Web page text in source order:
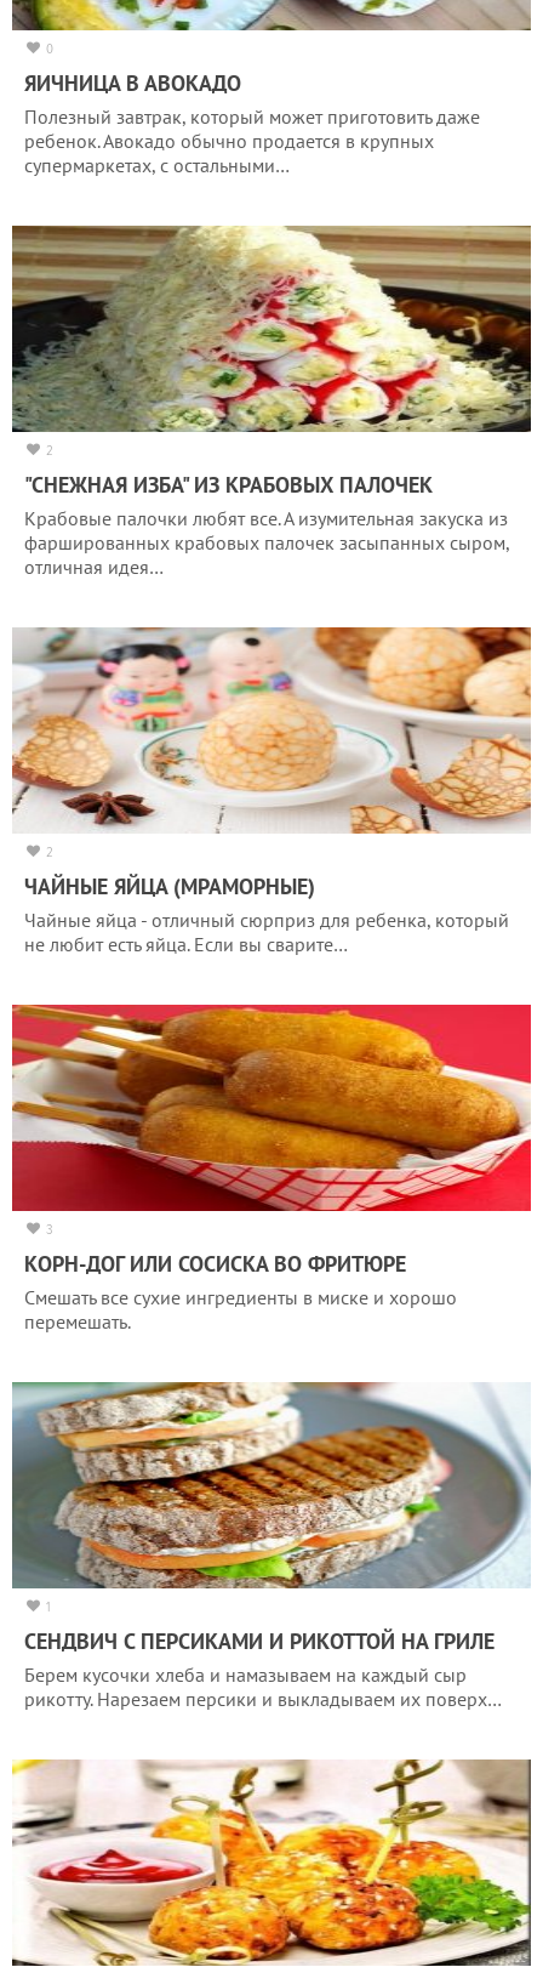
0
ЯИЧНИЦА В АВОКАДО
Полезный завтрак, который может приготовить даже
ребенок. Авокадо обычно продается в крупных
супермаркетах, с остальными…
2
"СНЕЖНАЯ ИЗБА" ИЗ КРАБОВЫХ ПАЛОЧЕК
Крабовые палочки любят все. А изумительная закуска из
фаршированных крабовых палочек засыпанных сыром,
отличная идея…
2
ЧАЙНЫЕ ЯЙЦА (МРАМОРНЫЕ)
Чайные яйца - отличный сюрприз для ребенка, который
не любит есть яйца. Если вы сварите…
3
КОРН-ДОГ ИЛИ СОСИСКА ВО ФРИТЮРЕ
Смешать все сухие ингредиенты в миске и хорошо
перемешать.
1
СЕНДВИЧ С ПЕРСИКАМИ И РИКОТТОЙ НА ГРИЛЕ
Берем кусочки хлеба и намазываем на каждый сыр
рикотту. Нарезаем персики и выкладываем их поверх…